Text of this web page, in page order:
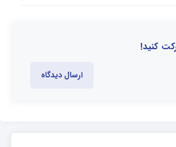
کنید!
ارسال دیدگاه